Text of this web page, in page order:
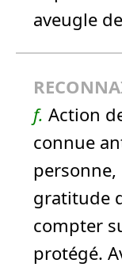
aveugle de
f. Action
connue
personne,
gratitude
compter
protégé.